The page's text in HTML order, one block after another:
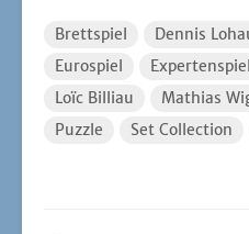
Brettspiel Dennis
Eurospiel
Expertenspiel
Loïc Billiau
Mathias
Puzzle
Set Collection